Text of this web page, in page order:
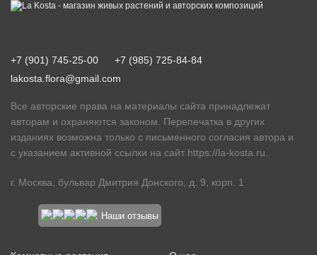
+7 (901) 745-25-00
+7 (985) 725-84-84
lakosta.flora@gmail.com
Все авторские права на материалы сайта принадлежат
авторам и охраняются законом. Перепечатка в других
изданиях возможна только с письменного согласия автора и
с указанием активной ссылки на сайт https://la-kosta.ru
г. Москва, бульвар Дмитрия Донского, д. 9, корп. 1
Наши отзывы